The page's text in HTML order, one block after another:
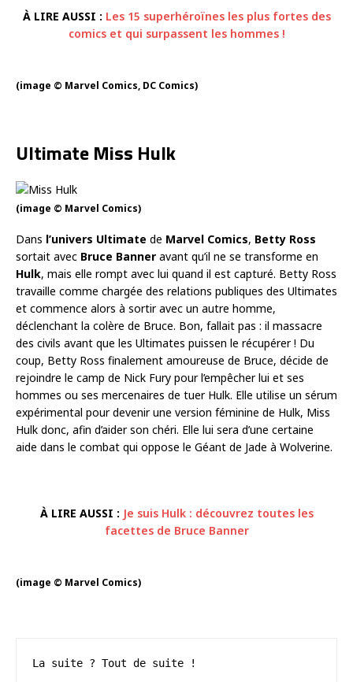
À LIRE AUSSI : Les 15 superhéroïnes les plus fortes des
comics et qui surpassent les hommes !
(image © Marvel Comics, DC Comics)
Ultimate Miss Hulk
(image © Marvel Comics)
Dans l’univers Ultimate de Marvel Comics, Betty Ross
sortait avec Bruce Banner avant qu’il ne se transforme en
Hulk, mais elle rompt avec lui quand il est capturé. Betty Ross
travaille comme chargée des relations publiques des Ultimates
et commence alors à sortir avec un autre homme,
déclenchant la colère de Bruce. Bon, fallait pas : il massacre
des civils avant que les Ultimates puissen le récupérer ! Du
coup, Betty Ross finalement amoureuse de Bruce, décide de
rejoindre le camp de Nick Fury pour l’empêcher lui et ses
hommes ou ses mercenaires de tuer Hulk. Elle utilise un sérum
expérimental pour devenir une version féminine de Hulk, Miss
Hulk donc, afin d’aider son chéri. Elle lui sera d’une certaine
aide dans le combat qui oppose le Géant de Jade à Wolverine.
À LIRE AUSSI : Je suis Hulk : découvrez toutes les
facettes de Bruce Banner
(image © Marvel Comics)
La suite ? Tout de suite !